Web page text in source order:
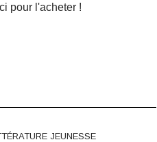
pour l'acheter !
JEUNESSE